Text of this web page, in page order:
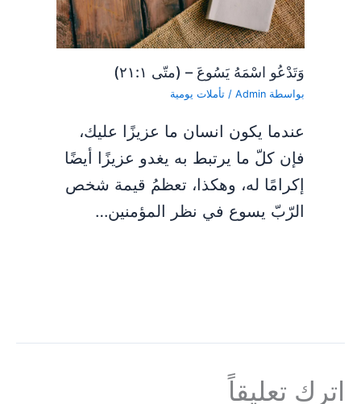
وَتَدْعُو اسْمَهُ يَسُوعَ – (متّى ٢١:١)
بواسطة Admin
/تأملات يومية
عندما يكون انسان ما عزيزًا عليك،
فإن كلّ ما يرتبط به يغدو عزيزًا أيضًا
إكرامًا له، وهكذا، تعظمُ قيمة شخص
الرّبّ يسوع في نظر المؤمنين…
اترك تعليقاً